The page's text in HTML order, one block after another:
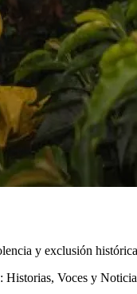
y exclusión
Voces y